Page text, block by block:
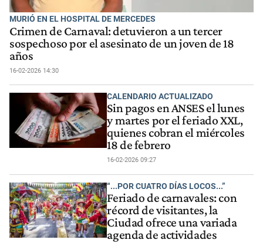
MURIÓ EN EL HOSPITAL DE MERCEDES
Crimen de Carnaval: detuvieron a un tercer
sospechoso por el asesinato de un joven de 18
años
16-02-2026 14:30
CALENDARIO ACTUALIZADO
Sin pagos en ANSES el lunes
y martes por el feriado XXL,
quienes cobran el miércoles
18 de febrero
16-02-2026 09:27
“...POR CUATRO DÍAS LOCOS...”
Feriado de carnavales: con
récord de visitantes, la
Ciudad ofrece una variada
agenda de actividades